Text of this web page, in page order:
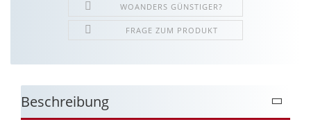
WOANDERS GÜNSTIGER?
FRAGE ZUM PRODUKT
Beschreibung